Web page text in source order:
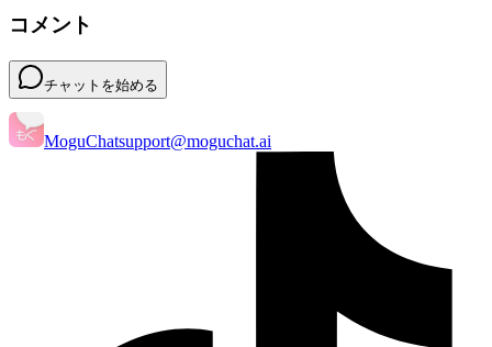
コメント
チャットを始める
MoguChatsupport@moguchat.ai